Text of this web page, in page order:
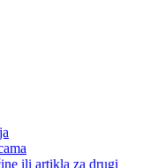
ili artikla za drugi